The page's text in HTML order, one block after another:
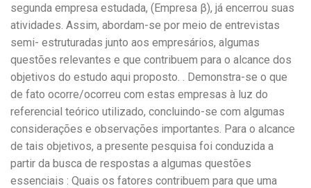
segunda empresa estudada, (Empresa β), já encerrou suas
atividades. Assim, abordam-se por meio de entrevistas
semi- estruturadas junto aos empresários, algumas
questões relevantes e que contribuem para o alcance dos
objetivos do estudo aqui proposto. . Demonstra-se o que
de fato ocorre/ocorreu com estas empresas à luz do
referencial teórico utilizado, concluindo-se com algumas
considerações e observações importantes. Para o alcance
de tais objetivos, a presente pesquisa foi conduzida a
partir da busca de respostas a algumas questões
essenciais : Quais os fatores contribuem para que uma